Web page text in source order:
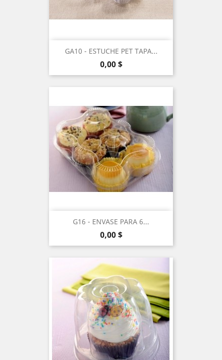
GA10 - ESTUCHE PET TAPA...
Precio
0,00 $
G16 - ENVASE PARA 6...
Precio
0,00 $